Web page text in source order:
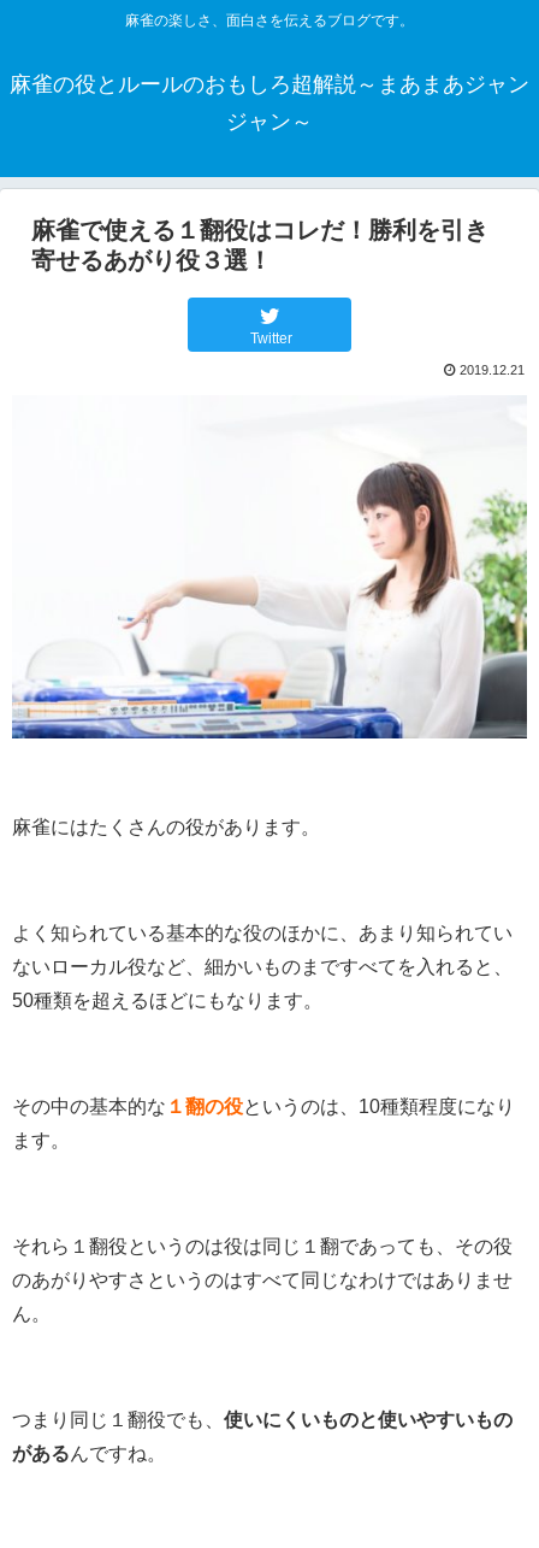
麻雀の楽しさ、面白さを伝えるブログです。
麻雀の役とルールのおもしろ超解説～まあまあジャン
ジャン～
麻雀で使える１翻役はコレだ！勝利を引き
寄せるあがり役３選！
Twitter
2019.12.21
麻雀にはたくさんの役があります。
よく知られている基本的な役のほかに、あまり知られてい
ないローカル役など、細かいものまですべてを入れると、
50種類を超えるほどにもなります。
その中の基本的な １翻の役というのは、10種類程度になり
ます。
それら１翻役というのは役は同じ１翻であっても、その役
のあがりやすさというのはすべて同じなわけではありませ
ん。
つまり同じ１翻役でも、 使いにくいものと使いやすいもの
があるんですね。